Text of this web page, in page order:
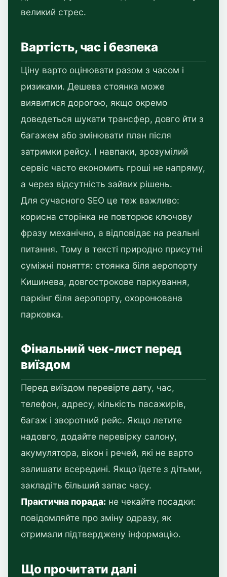
великий стрес.
Вартість, час і безпека
Ціну варто оцінювати разом з часом і
ризиками. Дешева стоянка може
виявитися дорогою, якщо окремо
доведеться шукати трансфер, довго йти з
багажем або змінювати план після
затримки рейсу. І навпаки, зрозумілий
сервіс часто економить гроші не напряму,
а через відсутність зайвих рішень.
Для сучасного SEO це теж важливо:
корисна сторінка не повторює ключову
фразу механічно, а відповідає на реальні
питання. Тому в тексті природно присутні
суміжні поняття: стоянка біля аеропорту
Кишинева, довгострокове паркування,
паркінг біля аеропорту, охоронювана
парковка.
Фінальний чек-лист перед
виїздом
Перед виїздом перевірте дату, час,
телефон, адресу, кількість пасажирів,
багаж і зворотний рейс. Якщо летите
надовго, додайте перевірку салону,
акумулятора, вікон і речей, які не варто
залишати всередині. Якщо їдете з дітьми,
закладіть більший запас часу.
Практична порада: не чекайте посадки:
повідомляйте про зміну одразу, як
отримали підтверджену інформацію.
Що прочитати далі